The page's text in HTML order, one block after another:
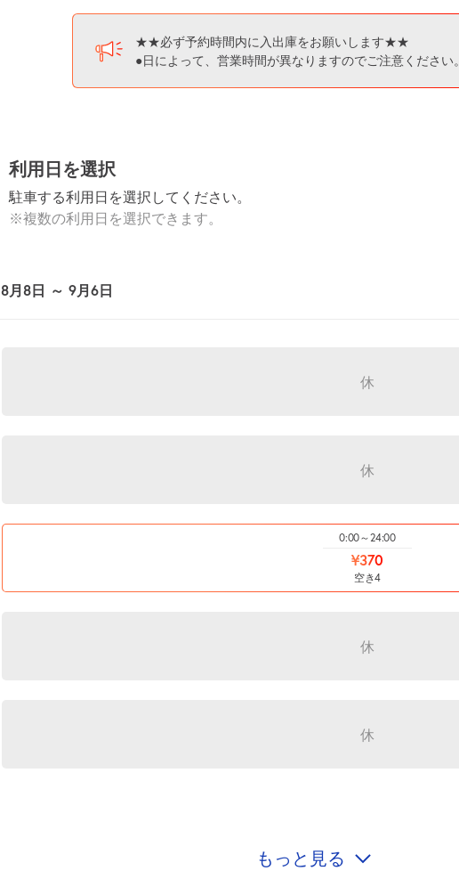
★★必ず予約時間内に入出庫をお願いします★★
●日によって、営業時間が異なりますのでご注意ください。
利用日を選択
駐車する利用日を選択してください。
※複数の利用日を選択できます。
8月8日 ～ 9月6日
休
休
0:00～24:00
¥370
空き4
休
休
もっと見る